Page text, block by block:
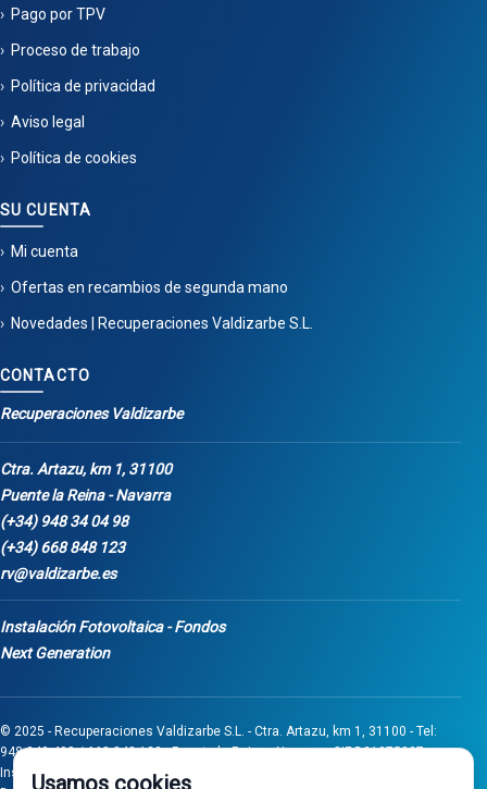
Pago por TPV
Proceso de trabajo
Política de privacidad
Aviso legal
Política de cookies
SU CUENTA
Mi cuenta
Ofertas en recambios de segunda mano
Novedades | Recuperaciones Valdizarbe S.L.
CONTACTO
Recuperaciones Valdizarbe
Ctra. Artazu, km 1, 31100
Puente la Reina - Navarra
(+34) 948 34 04 98
(+34) 668 848 123
rv@valdizarbe.es
Instalación Fotovoltaica - Fondos
Next Generation
© 2025 - Recuperaciones Valdizarbe S.L. - Ctra. Artazu, km 1, 31100 - Tel:
948 340 498 / 668 848 123 - Puente la Reina - Navarra - CIF B31275837.
Inscrita en el Registro Mercantil de Navarra, Tomo 32, Folio 75, Hoja 525.
Usamos cookies